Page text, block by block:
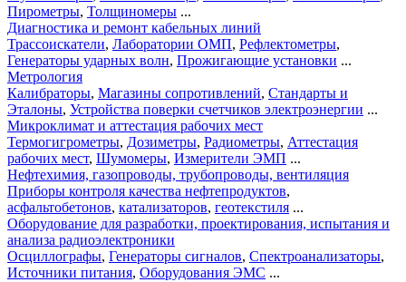
Пирометры, Толщиномеры ...
Диагностика и ремонт кабельных линий
Трассоискатели, Лаборатории ОМП, Рефлектометры,
Генераторы ударных волн, Прожигающие установки ...
Метрология
Калибраторы, Магазины сопротивлений, Стандарты и
Эталоны, Устройства поверки счетчиков электроэнергии ...
Микроклимат и аттестация рабочих мест
Термогигрометры, Дозиметры, Радиометры, Аттестация
рабочих мест, Шумомеры, Измерители ЭМП ...
Нефтехимия, газопроводы, трубопроводы, вентиляция
Приборы контроля качества нефтепродуктов,
асфальтобетонов, катализаторов, геотекстиля ...
Оборудование для разработки, проектирования, испытания и
анализа радиоэлектроники
Осциллографы, Генераторы сигналов, Спектроанализаторы,
Источники питания, Оборудования ЭМС ...